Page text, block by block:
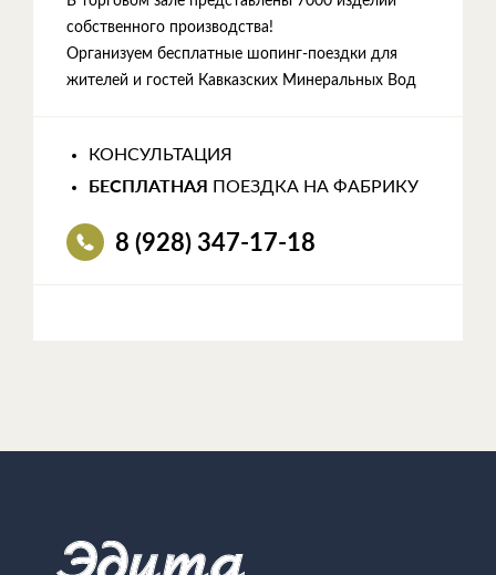
собственного производства!
Организуем бесплатные шопинг-поездки для
жителей и гостей Кавказских Минеральных Вод
КОНСУЛЬТАЦИЯ
БЕСПЛАТНАЯ ПОЕЗДКА НА ФАБРИКУ
8 (928) 347-17-18